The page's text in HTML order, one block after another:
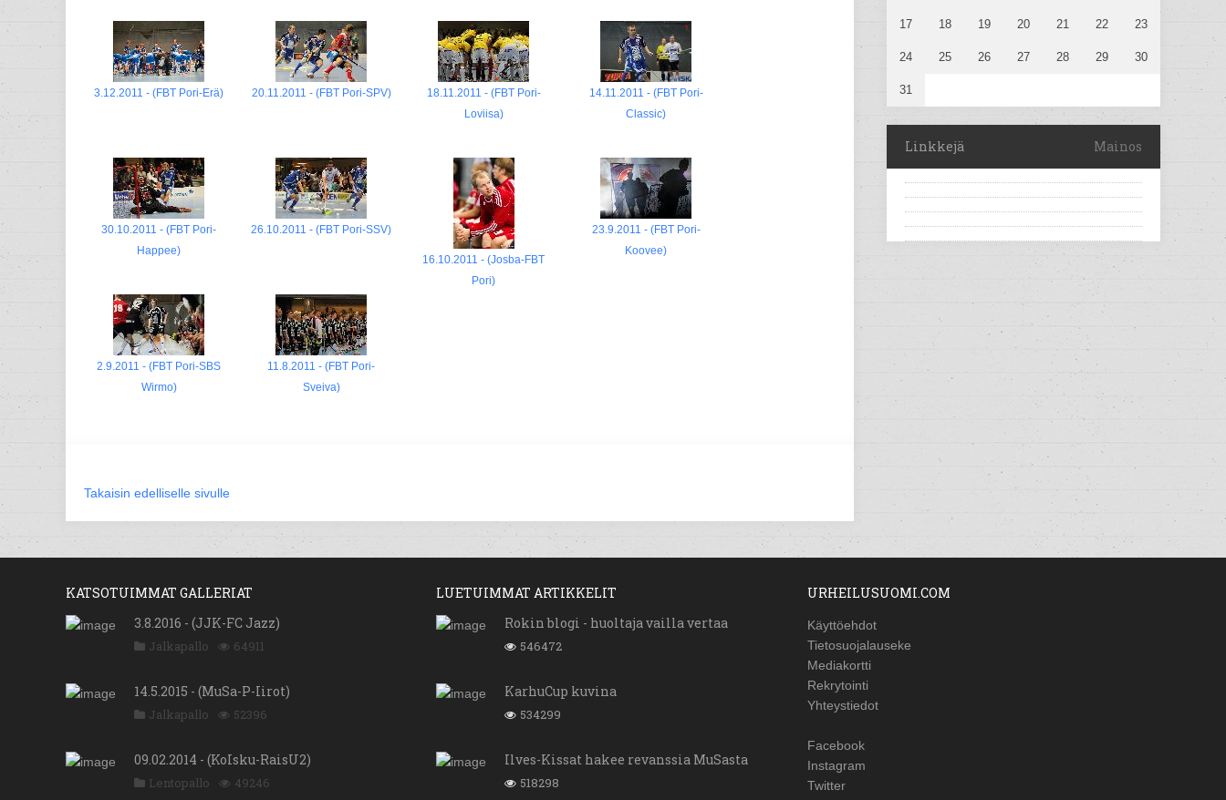
3.12.2011 - (FBT Pori-Erä) 20.11.2011 - (FBT Pori-SPV)
18.11.2011 - (FBT Pori-
Loviisa)
14.11.2011 - (FBT Pori-
Classic)
30.10.2011 - (FBT Pori-
Happee)
26.10.2011 - (FBT Pori-SSV)
16.10.2011 - (Josba-FBT
Pori)
23.9.2011 - (FBT Pori-
Koovee)
2.9.2011 - (FBT Pori-SBS
Wirmo)
11.8.2011 - (FBT Pori-
Sveiva)
Takaisin edelliselle sivulle
17 18 19 20 21 22 23
24 25 26 27 28 29 30
31
Linkkejä Mainos
KATSOTUIMMAT GALLERIAT
3.8.2016 - (JJK-FC Jazz)
Jalkapallo 64911
14.5.2015 - (MuSa-P-Iirot)
Jalkapallo 52396
09.02.2014 - (KoIsku-RaisU2)
Lentopallo 49246
LUETUIMMAT ARTIKKELIT
Rokin blogi - huoltaja vailla vertaa
546472
KarhuCup kuvina
534299
Ilves-Kissat hakee revanssia MuSasta
518298
URHEILUSUOMI.COM
Käyttöehdot
Tietosuojalauseke
Mediakortti
Rekrytointi
Yhteystiedot
Facebook
Instagram
Twitter